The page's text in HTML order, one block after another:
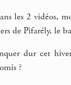
les 2 vidéos,
de Pifarély, le
dur cet
?